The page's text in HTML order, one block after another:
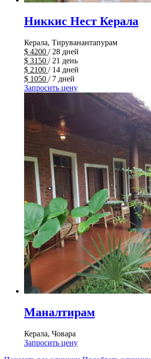
Никкис Нест Керала
Керала, Тируванантапурам
$ 4200 / 28 дней
$ 3150 / 21 день
$ 2100 / 14 дней
$ 1050 / 7 дней
Запросить цену
Маналтирам
Керала, Човара
Запросить цену